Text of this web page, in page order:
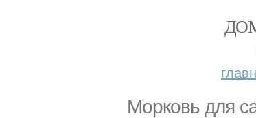
Морковь для